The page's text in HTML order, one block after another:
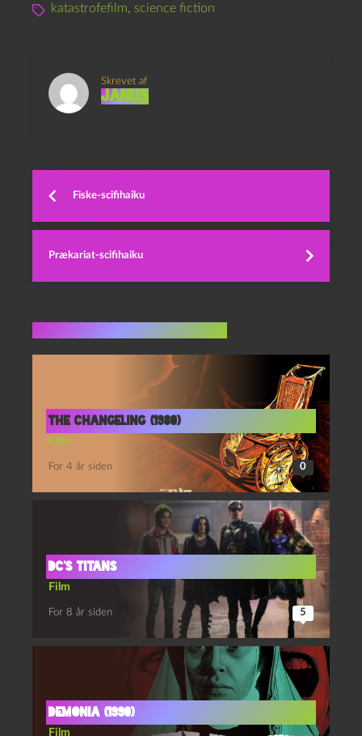
katastrofefilm, science fiction
Skrevet af
Janus
Fiske-scifihaiku
Prækariat-scifihaiku
The changeling (1980)
Film
For 4 år siden 0
DC’s Titans
Film
For 8 år siden 5
Demonia (1990)
Film